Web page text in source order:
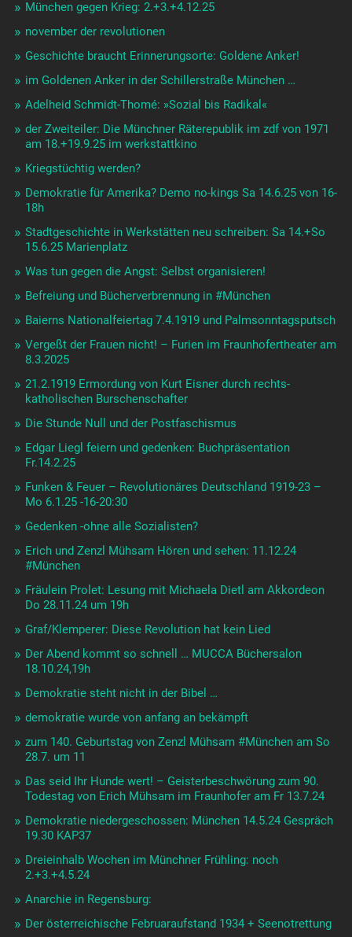
München gegen Krieg: 2.+3.+4.12.25
november der revolutionen
Geschichte braucht Erinnerungsorte: Goldene Anker!
im Goldenen Anker in der Schillerstraße München …
Adelheid Schmidt-Thomé: »Sozial bis Radikal«
der Zweiteiler: Die Münchner Räterepublik im zdf von 1971
am 18.+19.9.25 im werkstattkino
Kriegstüchtig werden?
Demokratie für Amerika? Demo no-kings Sa 14.6.25 von 16-
18h
Stadtgeschichte in Werkstätten neu schreiben: Sa 14.+So
15.6.25 Marienplatz
Was tun gegen die Angst: Selbst organisieren!
Befreiung und Bücherverbrennung in #München
Baierns Nationalfeiertag 7.4.1919 und Palmsonntagsputsch
Vergeßt der Frauen nicht! – Furien im Fraunhofertheater am
8.3.2025
21.2.1919 Ermordung von Kurt Eisner durch rechts-
katholischen Burschenschafter
Die Stunde Null und der Postfaschismus
Edgar Liegl feiern und gedenken: Buchpräsentation
Fr.14.2.25
Funken & Feuer – Revolutionäres Deutschland 1919-23 –
Mo 6.1.25 -16-20:30
Gedenken -ohne alle Sozialisten?
Erich und Zenzl Mühsam Hören und sehen: 11.12.24
#München
Fräulein Prolet: Lesung mit Michaela Dietl am Akkordeon
Do 28.11.24 um 19h
Graf/Klemperer: Diese Revolution hat kein Lied
Der Abend kommt so schnell … MUCCA Büchersalon
18.10.24,19h
Demokratie steht nicht in der Bibel …
demokratie wurde von anfang an bekämpft
zum 140. Geburtstag von Zenzl Mühsam #München am So
28.7. um 11
Das seid Ihr Hunde wert! – Geisterbeschwörung zum 90.
Todestag von Erich Mühsam im Fraunhofer am Fr 13.7.24
Demokratie niedergeschossen: München 14.5.24 Gespräch
19.30 KAP37
Dreieinhalb Wochen im Münchner Frühling: noch
2.+3.+4.5.24
Anarchie in Regensburg:
Der österreichische Februaraufstand 1934 + Seenotrettung